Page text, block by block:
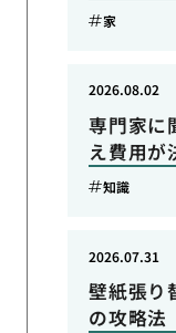
家
専門家に
え費用が
2026.08.02
知識
壁紙張り
の攻略法
2026.07.31